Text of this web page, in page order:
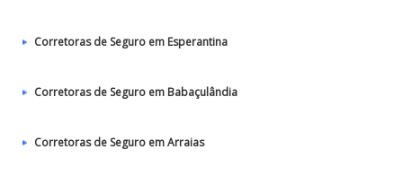
Corretoras de Seguro em Esperantina
Corretoras de Seguro em Babaçulândia
Corretoras de Seguro em Arraias